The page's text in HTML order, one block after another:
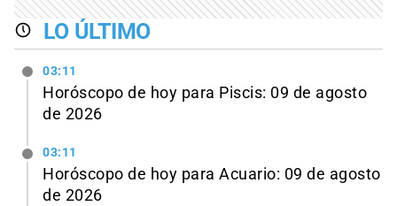
LO ÚLTIMO
03:11
Horóscopo de hoy para Piscis: 09 de agosto
de 2026
03:11
Horóscopo de hoy para Acuario: 09 de agosto
de 2026